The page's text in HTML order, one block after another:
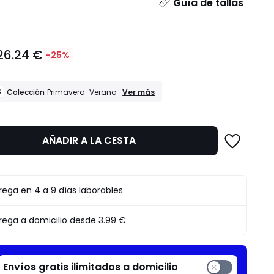
€ -25%
Colección Primavera-Verano REBAJAS
Ver más
AÑADIR A LA CESTA
en 4 a 9 días laborables
a domicilio desde3.99 €
Envíos gratis ilimitados a domicilio